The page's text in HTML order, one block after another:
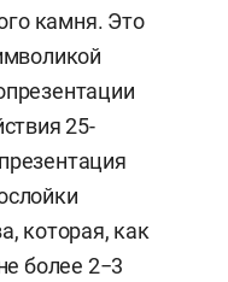
камня. Это
25-
которая, как
более 2−3